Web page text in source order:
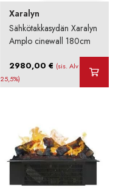
Xaralyn
Sähkötakkasydän Xaralyn
Amplo cinewall 180cm
2980,00€ (sis. Alv
25,5%)